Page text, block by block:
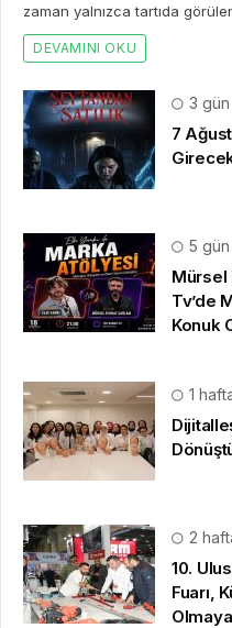
zaman yalnızca tartıda
DEVAMINI OKU
3
7
5
Mürsel
Tv’de
Konuk
1
2
10.
Fuarı,